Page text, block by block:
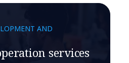
AND
services